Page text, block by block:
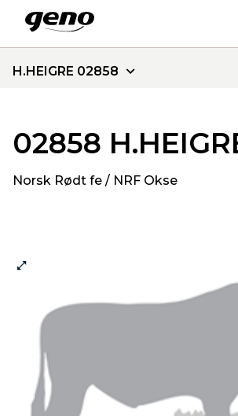
H.HEIGRE 02858
02858
Norsk Rødt fe / NRF Okse